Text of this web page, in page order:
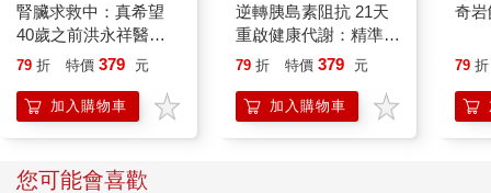
腎臟求救中：真希望
40歲之前洪永祥醫師
就告訴我這些事
79 折 特價 379 元
加入購物車
逆轉胰島素阻抗 21天
重啟健康代謝：精準控
糖、有效減重、降低發
復力！
79 折 特價 379 元
加入購物車
奇
79 折
您可能會喜歡